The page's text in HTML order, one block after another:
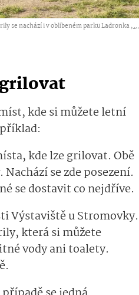
se nachází i v oblíbeném parku Ladronka ,...
kde si můžete letní
kde lze grilovat. Obě
se zde posezení.
se dostavit co nejdříve.
Výstaviště u Stromovky.
která si můžete
vody ani toalety.